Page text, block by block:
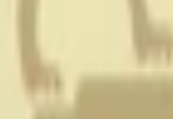
Prillan
Tidigare, innan skattehöjningen på